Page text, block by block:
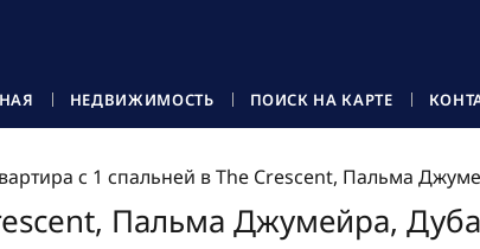
НЕДВИЖИМОСТЬ ПОИСК НА КАРТЕ
с 1 спальней в The Crescent, Пальма
Пальма Джумейра,